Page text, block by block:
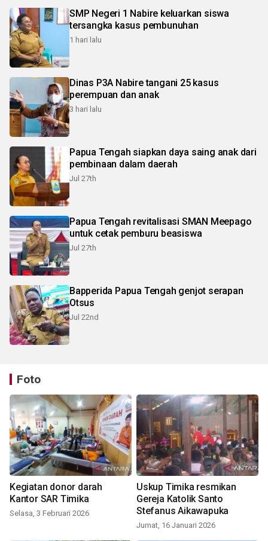
SMP Negeri 1 Nabire keluarkan siswa
tersangka kasus pembunuhan
1 hari lalu
Dinas P3A Nabire tangani 25 kasus
perempuan dan anak
3 hari lalu
Papua Tengah siapkan daya saing anak dari
pembinaan dalam daerah
Jul 27th
Papua Tengah revitalisasi SMAN Meepago
untuk cetak pemburu beasiswa
Jul 27th
Bapperida Papua Tengah genjot serapan
Otsus
Jul 22nd
Foto
Kegiatan donor darah
Kantor SAR Timika
Selasa, 3 Februari 2026
Uskup Timika resmikan
Gereja Katolik Santo
Stefanus Aikawapuka
Jumat, 16 Januari 2026